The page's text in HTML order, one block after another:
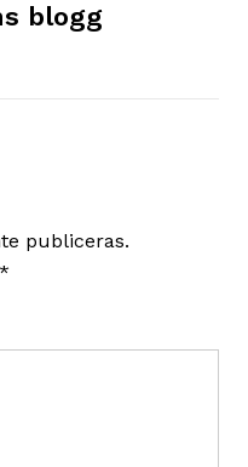
blogg
publiceras.
*